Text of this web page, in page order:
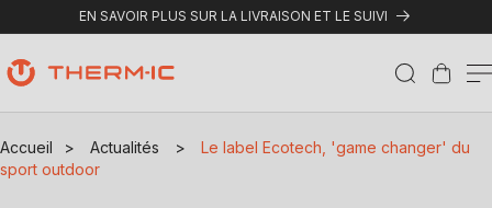
Ignorer et passer au contenu
EN SAVOIR PLUS SUR LA LIVRAISON ET LE SUIVI
Panier
Accueil > Actualités >
Le label Ecotech, 'game changer' du
sport outdoor